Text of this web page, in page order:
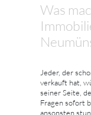
Was
Jeder, der
verkauft hat,
seiner Seite,
Fragen sofort
ansonsten